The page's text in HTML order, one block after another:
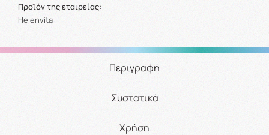
Προϊόν της εταιρείας:
Helenvita
Περιγραφή
Συστατικά
Χρήση